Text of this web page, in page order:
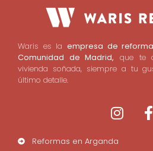
Waris es la empresa de
Comunidad de Madrid, que te
vivienda soñada, siempre a tu
último detalle.
Reformas en Arganda